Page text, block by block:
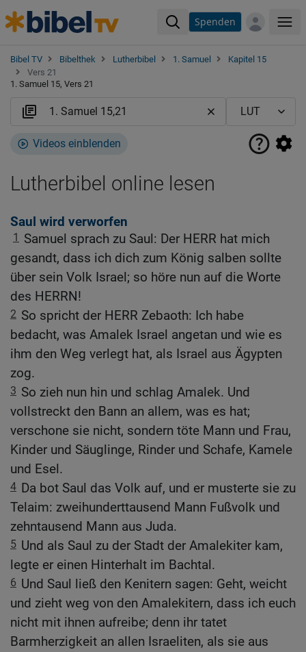
Spenden
Bibel TV Bibelthek Lutherbibel 1. Samuel
Kapitel 15
Vers 21
1. Samuel 15, Vers 21
Videos einblenden
Lutherbibel online lesen
Saul wird verworfen
1
Samuel sprach zu Saul: Der HERR hat mich
gesandt, dass ich dich zum König salben sollte
über sein Volk Israel; so höre nun auf die Worte
des HERRN!
2 So spricht der HERR Zebaoth: Ich habe
bedacht, was Amalek Israel angetan und wie es
ihm den Weg verlegt hat, als Israel aus Ägypten
zog.
3 So zieh nun hin und schlag Amalek. Und
vollstreckt den Bann an allem, was es hat;
verschone sie nicht, sondern töte Mann und Frau,
Kinder und Säuglinge, Rinder und Schafe, Kamele
und Esel.
4 Da bot Saul das Volk auf, und er musterte sie zu
Telaim: zweihunderttausend Mann Fußvolk und
zehntausend Mann aus Juda.
5 Und als Saul zu der Stadt der Amalekiter kam,
legte er einen Hinterhalt im Bachtal.
6 Und Saul ließ den Kenitern sagen: Geht, weicht
und zieht weg von den Amalekitern, dass ich euch
nicht mit ihnen aufreibe; denn ihr tatet
Barmherzigkeit an allen Israeliten, als sie aus